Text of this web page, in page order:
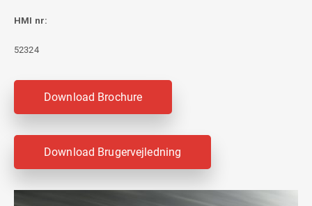
HMI nr:
52324
Download Brochure
Download Brugervejledning